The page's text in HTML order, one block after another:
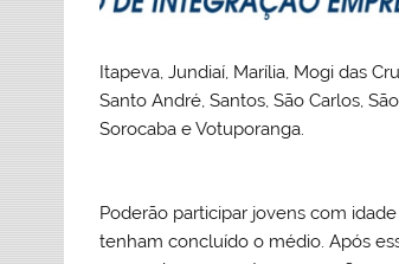
Itapeva, Jundiaí, Marília, Mogi das
Santo André, Santos, São Carlos,
Sorocaba e Votuporanga.
Poderão participar jovens com
tenham concluído o médio. Após